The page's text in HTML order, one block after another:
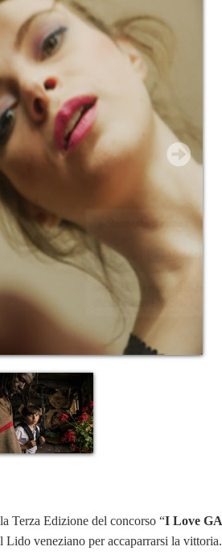
Terza Edizione del concorso “I Love
veneziano per accaparrarsi la vittoria.